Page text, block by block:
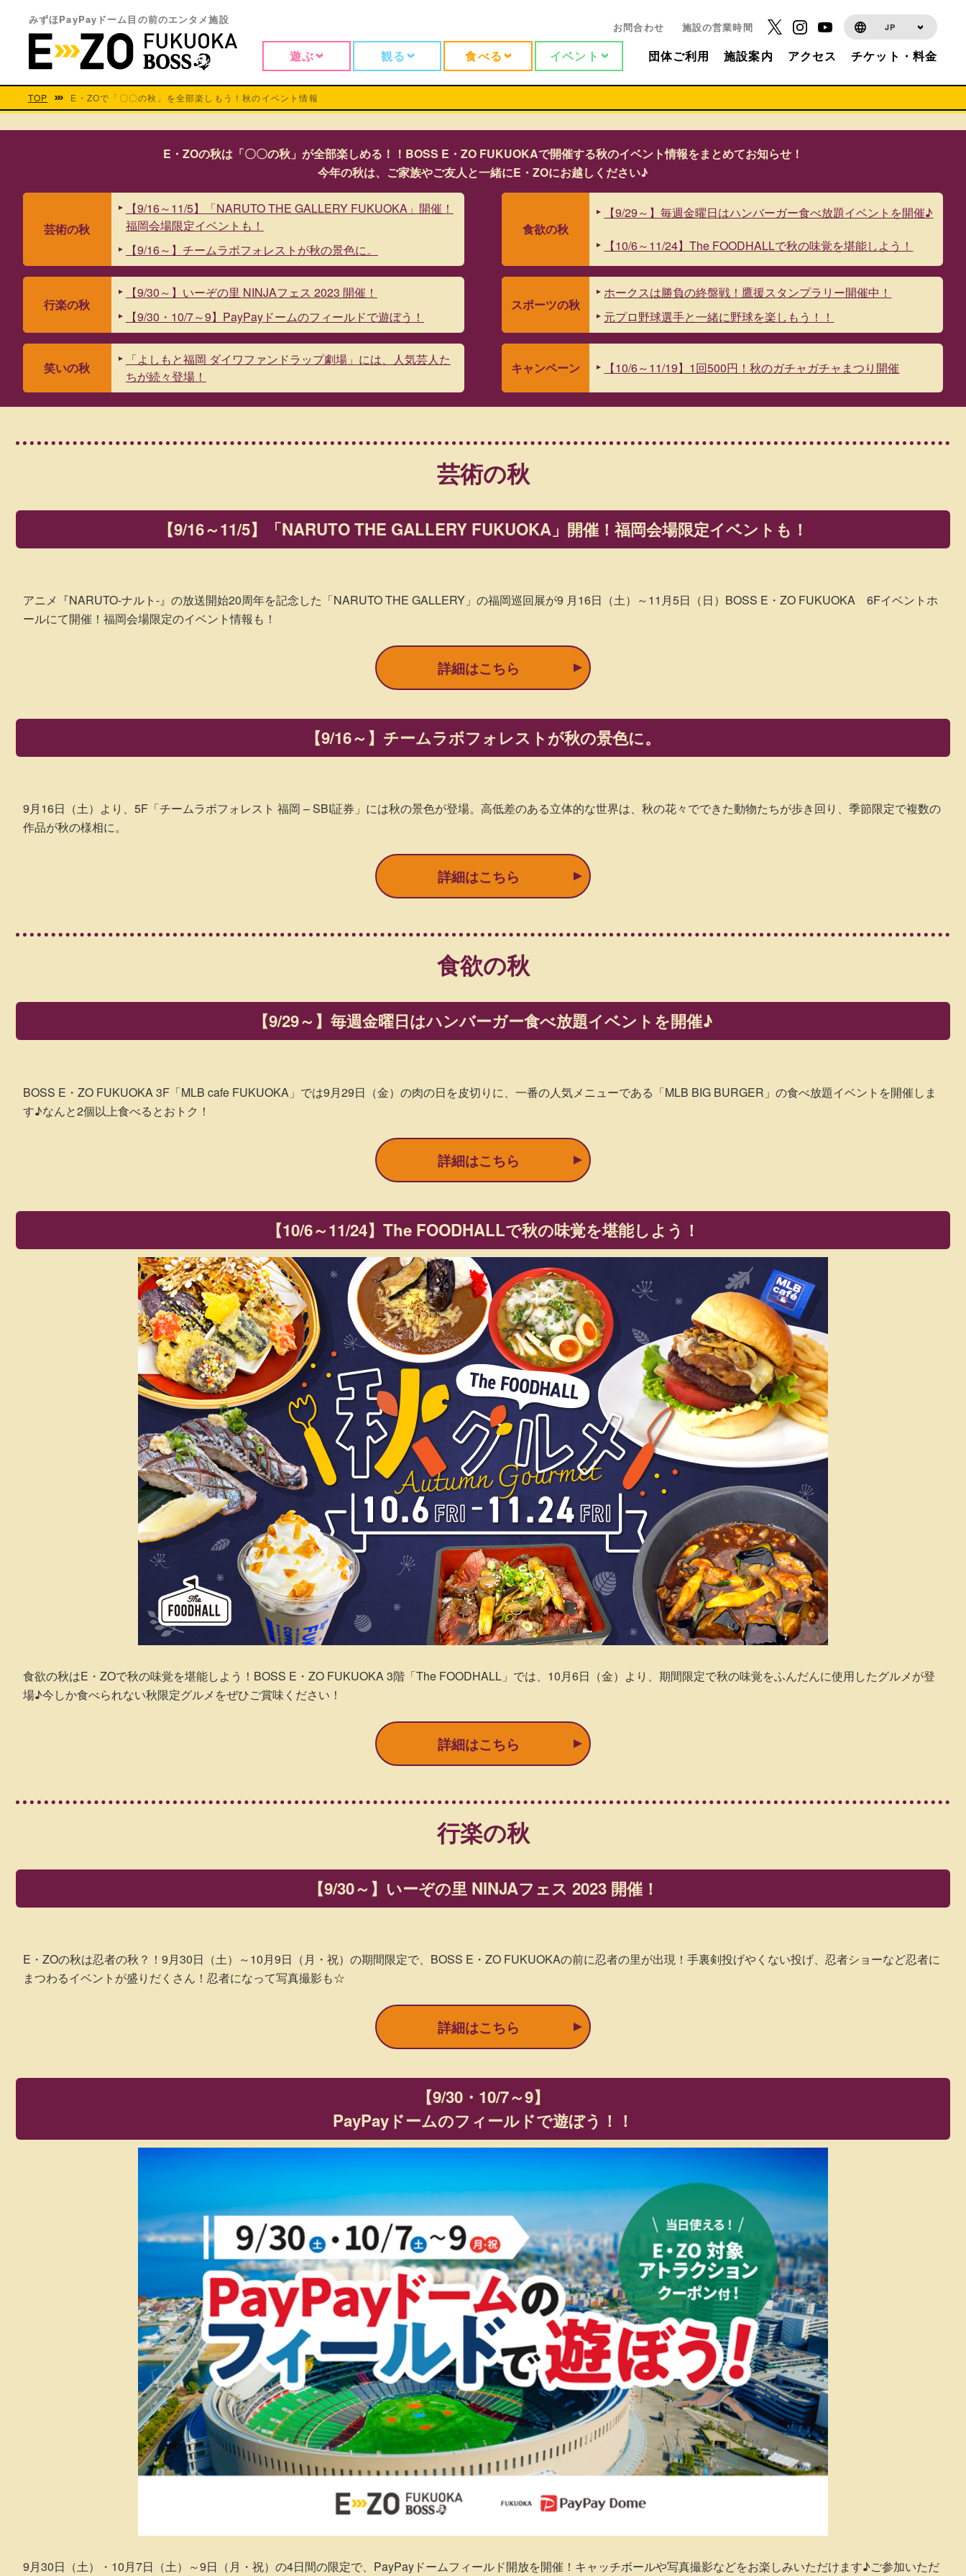
みずほPayPayドーム目の前のエンタメ施設
お問合わせ 施設の営業時間 JP
遊ぶ 観る 食べる イベント 団体ご利用 施設案内 アクセス チケット・料金
TOP E・ZOで「〇〇の秋」を全部楽しもう！秋のイベント情報
E・ZOの秋は「〇〇の秋」が全部楽しめる！！BOSS E・ZO FUKUOKAで開催する秋のイベント情報をまとめてお知らせ！
今年の秋は、ご家族やご友人と一緒にE・ZOにお越しください♪
芸術の秋
【9/16～11/5】「NARUTO THE GALLERY FUKUOKA」開催！
福岡会場限定イベントも！
【9/16～】チームラボフォレストが秋の景色に。
食欲の秋
【9/29～】毎週金曜日はハンバーガー食べ放題イベントを開催♪
【10/6～11/24】The FOODHALLで秋の味覚を堪能しよう！
行楽の秋
【9/30～】いーぞの里 NINJAフェス 2023 開催！
【9/30・10/7～9】PayPayドームのフィールドで遊ぼう！
スポーツの秋
ホークスは勝負の終盤戦！鷹援スタンプラリー開催中！
元プロ野球選手と一緒に野球を楽しもう！！
笑いの秋
「よしもと福岡 ダイワファンドラップ劇場」には、人気芸人た
ちが続々登場！
キャンペーン 【10/6～11/19】1回500円！秋のガチャガチャまつり開催
芸術の秋
【9/16～11/5】 「NARUTO THE GALLERY FUKUOKA」開催！福岡会場限定イベントも！
アニメ『NARUTO-ナルト-』の放送開始20周年を記念した「NARUTO THE GALLERY」の福岡巡回展が9 月16日（土）～11月5日（日）BOSS E・ZO FUKUOKA 6Fイベントホ
ールにて開催！福岡会場限定のイベント情報も！
詳細はこちら
【9/16～】 チームラボフォレストが秋の景色に。
9月16日（土）より、5F「チームラボフォレスト 福岡 – SBI証券」には秋の景色が登場。高低差のある立体的な世界は、秋の花々でできた動物たちが歩き回り、季節限定で複数の
作品が秋の様相に。
詳細はこちら
食欲の秋
【9/29～】 毎週金曜日はハンバーガー食べ放題イベントを開催♪
BOSS E・ZO FUKUOKA 3F「MLB cafe FUKUOKA」では9月29日（金）の肉の日を皮切りに、一番の人気メニューである「MLB BIG BURGER」の食べ放題イベントを開催しま
す♪なんと2個以上食べるとおトク！
詳細はこちら
【10/6～11/24】 The FOODHALLで秋の味覚を堪能しよう！
食欲の秋はE・ZOで秋の味覚を堪能しよう！BOSS E・ZO FUKUOKA 3階「The FOODHALL」では、10月6日（金）より、期間限定で秋の味覚をふんだんに使用したグルメが登
場♪今しか食べられない秋限定グルメをぜひご賞味ください！
詳細はこちら
行楽の秋
【9/30～】 いーぞの里 NINJAフェス 2023 開催！
E・ZOの秋は忍者の秋？！9月30日（土）～10月9日（月・祝）の期間限定で、BOSS E・ZO FUKUOKAの前に忍者の里が出現！手裏剣投げやくない投げ、忍者ショーなど忍者に
まつわるイベントが盛りだくさん！忍者になって写真撮影も☆
詳細はこちら
【9/30・10/7～9】
PayPayドームのフィールドで遊ぼう！！
9月30日（土）・10月7日（土）～9日（月・祝）の4日間の限定で、PayPayドームフィールド開放を開催！キャッチボールや写真撮影などをお楽しみいただけます♪ご参加いただ